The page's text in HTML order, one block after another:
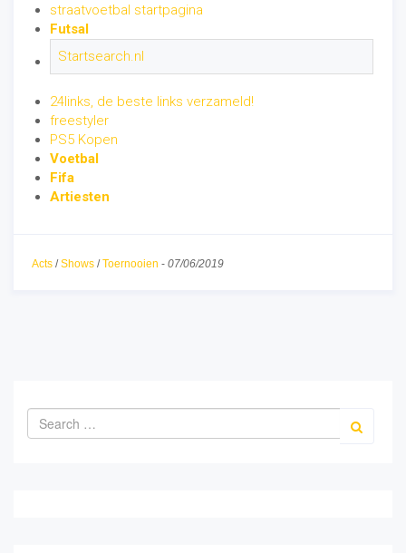
straatvoetbal startpagina
Futsal
Startsearch.nl
24links, de beste links verzameld!
freestyler
PS5 Kopen
Voetbal
Fifa
Artiesten
Acts /Shows /Toernooien - 07/06/2019